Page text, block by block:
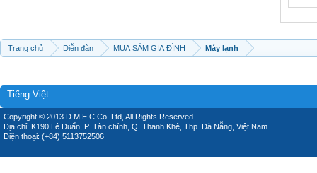
Trang chủ Diễn đàn MUA SẮM GIA ĐÌNH Máy lạnh
Tiếng Việt
Copyright © 2013 D.M.E.C Co.,Ltd, All Rights Reserved.
Địa chỉ: K190 Lê Duẩn, P. Tân chính, Q. Thanh Khê, Thp. Đà Nẵng, Việt Nam.
Điện thoại: (+84) 5113752506